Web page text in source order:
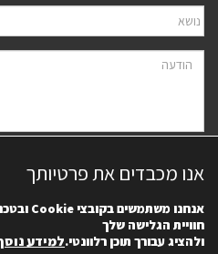
הפרטיותשל האתר. ידוע לי שאוכל לבטל
אנו מכבדים את פרטיותך
אנחנו משתמשים בקובציCookie
חוויית הגלישה שלך
ולהציג עבורך תוכן רלוונטי.למידע